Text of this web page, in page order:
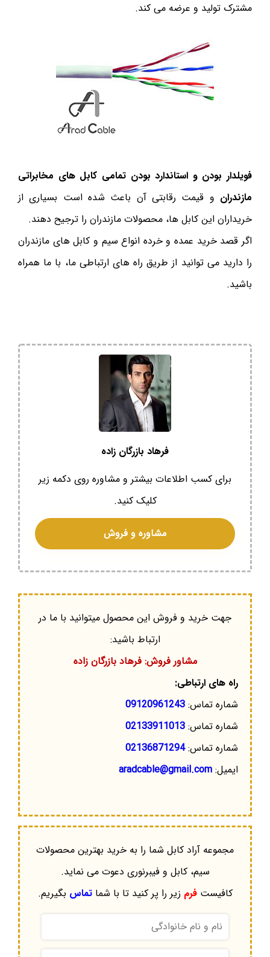
مشترک تولید و عرضه می کند.
فویلدار بودن و استاندارد بودن تمامی کابل های مخابراتی
مازندران و قیمت رقابتی آن باعث شده است بسیاری از
خریداران این کابل ها، محصولات مازندران را ترجیح دهند.
اگر قصد خرید عمده و خرده انواع سیم و کابل های مازندران
را دارید می توانید از طریق راه های ارتباطی ما، با ما همراه
باشید.
فرهاد بازرگان زاده
برای کسب اطلاعات بیشتر و مشاوره روی دکمه زیر
کلیک کنید.
مشاوره و فروش
جهت خرید و فروش این محصول میتوانید با ما در
ارتباط باشید:
مشاور فروش: فرهاد بازرگان زاده
راه های ارتباطی:
شماره تماس: 09120961243
شماره تماس: 02133911013
شماره تماس:02136871294
ایمیل: aradcable@gmail.com
مجموعه آراد کابل شما را به خرید بهترین محصولات
سیم، کابل و فیبرنوری دعوت می نماید.
کافیستفرم زیر را پر کنید تا با شماتماس بگیریم.